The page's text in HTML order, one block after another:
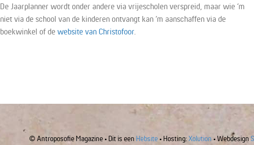
De Jaarplanner wordt onder andere via vrijescholen verspreid, maar wie ‘m
niet via de school van de kinderen ontvangt kan ‘m aanschaffen via de
boekwinkel of de website van Christofoor.
© Antroposofie Magazine • Dit is een Hebsite• Hosting:Xolution • Webdesign